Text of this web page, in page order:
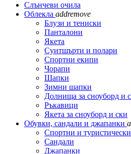
Слънчеви очила
Облекла addremove
Блузи и тениски
Панталони
Якета
Суитшърти и полари
Спортни екипи
Чорапи
Шапки
Зимни шапки
Долнища за сноуборд и
Ръкавици
Якета за сноуборд и ски
Обувки, сандали и джапанки
Спортни и
Сандали
Джапанки